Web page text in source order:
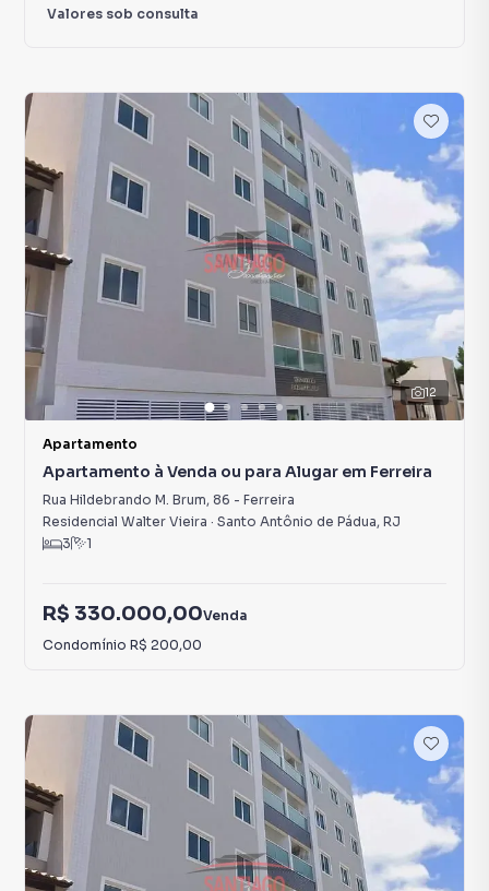
Valores sob consulta
12
Apartamento
Apartamento à Venda ou para Alugar em Ferreira
Rua Hildebrando M. Brum, 86 - Ferreira
Residencial Walter Vieira · Santo Antônio de Pádua, RJ
3
1
R$ 330.000,00Venda
Condomínio R$ 200,00